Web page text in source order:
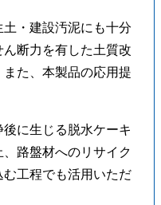
・建設汚泥にも十分
断力を有した土質改
た、本製品の応用提
に生じる脱水ケーキ
路盤材へのリサイク
工程でも活用いただ